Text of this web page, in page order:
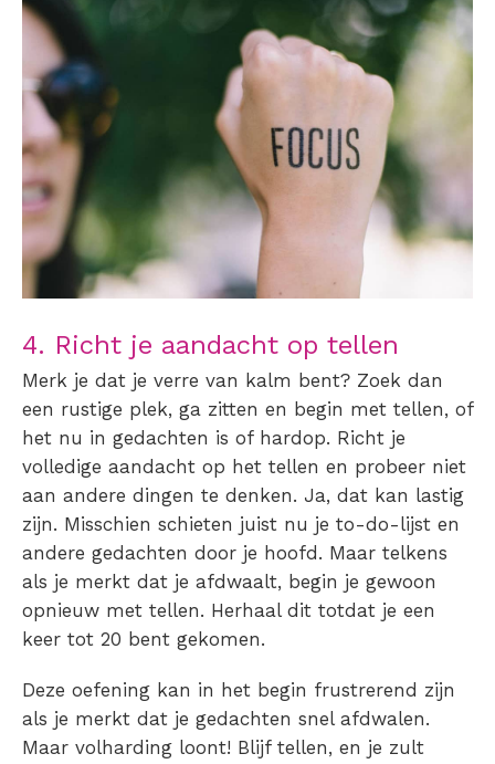
4. Richt je aandacht op tellen
Merk je dat je verre van kalm bent? Zoek dan
een rustige plek, ga zitten en begin met tellen, of
het nu in gedachten is of hardop. Richt je
volledige aandacht op het tellen en probeer niet
aan andere dingen te denken. Ja, dat kan lastig
zijn. Misschien schieten juist nu je to-do-lijst en
andere gedachten door je hoofd. Maar telkens
als je merkt dat je afdwaalt, begin je gewoon
opnieuw met tellen. Herhaal dit totdat je een
keer tot 20 bent gekomen.
Deze oefening kan in het begin frustrerend zijn
als je merkt dat je gedachten snel afdwalen.
Maar volharding loont! Blijf tellen, en je zult